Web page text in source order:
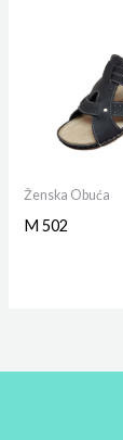
Ženska Obuća
M 502